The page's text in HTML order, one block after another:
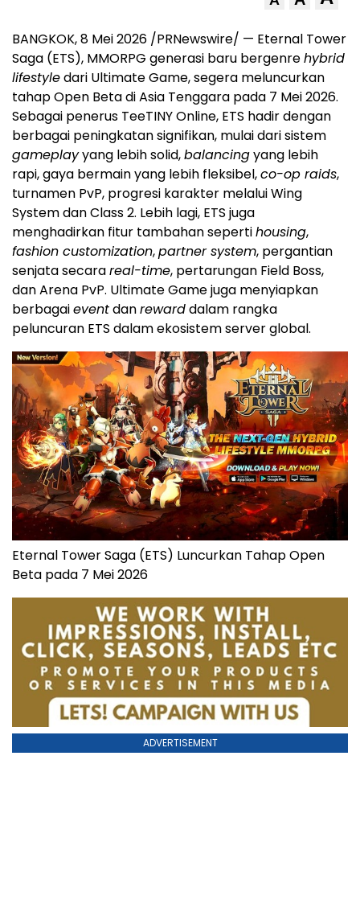
BANGKOK,8 Mei 2026 /PRNewswire/ — Eternal Tower
Saga (ETS), MMORPG generasi baru bergenrehybrid
lifestyledari Ultimate Game, segera meluncurkan
tahap Open Beta di Asia Tenggara pada 7 Mei 2026.
Sebagai penerus TeeTINY Online, ETS hadir dengan
berbagai peningkatan signifikan, mulai dari sistem
gameplayyang lebih solid,balancingyang lebih
rapi, gaya bermain yang lebih fleksibel,co-op raids,
turnamen PvP, progresi karakter melalui Wing
System dan Class 2. Lebih lagi, ETS juga
menghadirkan fitur tambahan sepertihousing,
fashion customization,partner system, pergantian
senjata secarareal-time, pertarungan Field Boss,
dan Arena PvP. Ultimate Game juga menyiapkan
berbagaieventdanrewarddalam rangka
peluncuran ETS dalam ekosistem server global.
Eternal Tower Saga (ETS) Luncurkan Tahap Open
Beta pada 7 Mei 2026
ADVERTISEMENT